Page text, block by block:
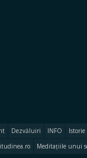
Dezvăluiri INFO Istorie
Meditațiile unui